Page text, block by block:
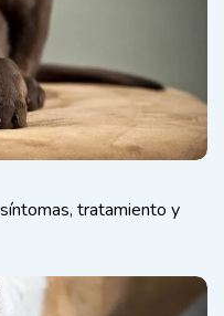
tratamiento y